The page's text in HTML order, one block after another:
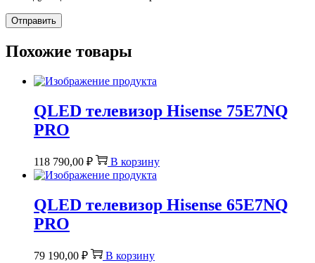
Похожие товары
QLED телевизор Hisense 75E7NQ
PRO
118 790,00 ₽ В корзину
QLED телевизор Hisense 65E7NQ
PRO
79 190,00 ₽ В корзину